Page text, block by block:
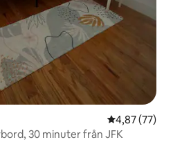
4,87 av 5 i
4,87 (77)
30 minuter från JFK